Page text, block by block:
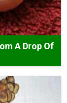
A Drop Of